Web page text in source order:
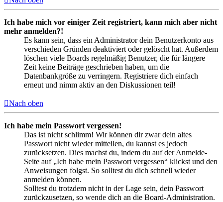
Ich habe mich vor einiger Zeit registriert, kann mich aber nicht
mehr anmelden?!
Es kann sein, dass ein Administrator dein Benutzerkonto aus
verschieden Gründen deaktiviert oder gelöscht hat. Außerdem
löschen viele Boards regelmäßig Benutzer, die für längere
Zeit keine Beiträge geschrieben haben, um die
Datenbankgröße zu verringern. Registriere dich einfach
erneut und nimm aktiv an den Diskussionen teil!
Nach oben
Ich habe mein Passwort vergessen!
Das ist nicht schlimm! Wir können dir zwar dein altes
Passwort nicht wieder mitteilen, du kannst es jedoch
zurücksetzen. Dies machst du, indem du auf der Anmelde-
Seite auf „Ich habe mein Passwort vergessen“ klickst und den
Anweisungen folgst. So solltest du dich schnell wieder
anmelden können.
Solltest du trotzdem nicht in der Lage sein, dein Passwort
zurückzusetzen, so wende dich an die Board-Administration.